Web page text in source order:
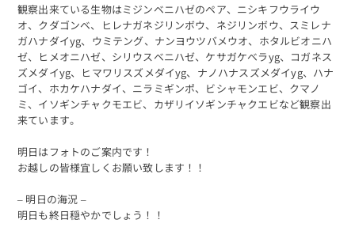
観察出来ている生物はミジンベニハゼのペア、ニシキフウライウ
オ、クダゴンベ、ヒレナガネジリンボウ、ネジリンボウ、スミレナ
ガハナダイyg、ウミテング、ナンヨウツバメウオ、ホタルビオニハ
ゼ、ヒメオニハゼ、シリウスベニハゼ、ケサガケベラyg、コガネス
ズメダイyg、ヒマワリスズメダイyg、ナノハナスズメダイyg、ハナ
ゴイ、ホカケハナダイ、ニラミギンポ、ビシャモンエビ、クマノ
ミ、イソギンチャクモエビ、カザリイソギンチャクエビなど観察出
来ています。
明日はフォトのご案内です！
お越しの皆様宜しくお願い致します！！
– 明日の海況 –
明日も終日穏やかでしょう！！
予約する